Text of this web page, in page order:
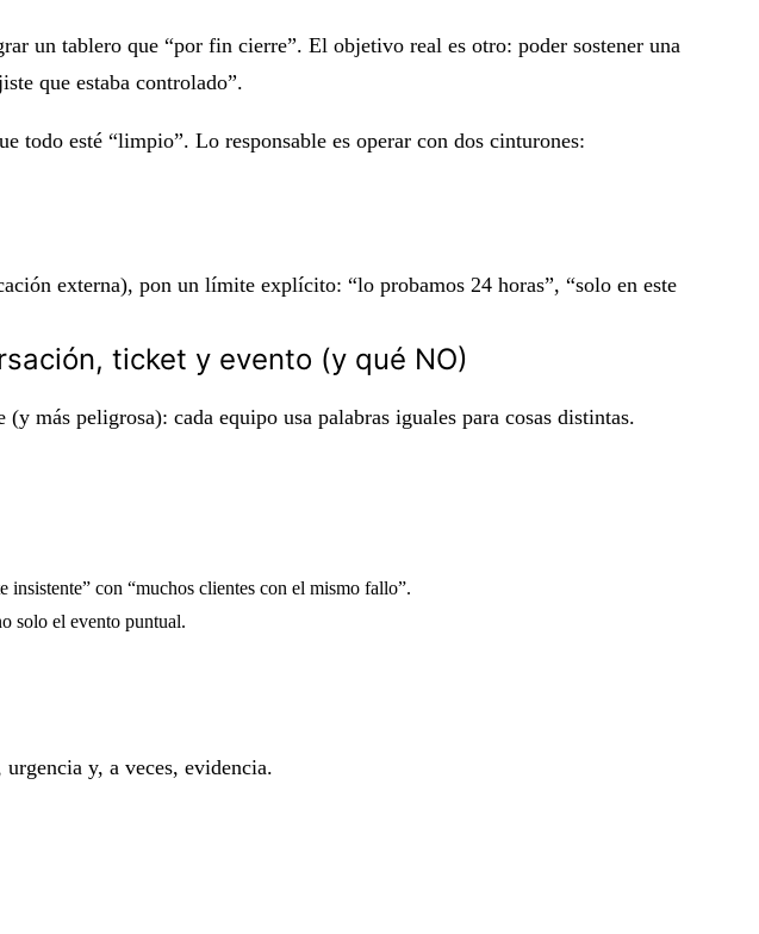
un tablero que “por fin cierre”. El objetivo real es otro: poder sostener una
que estaba controlado”.
todo esté “limpio”. Lo responsable es operar con dos cinturones:
externa), pon un límite explícito: “lo probamos 24 horas”, “solo en este
ticket y evento (y qué NO)
más peligrosa): cada equipo usa palabras iguales para cosas distintas.
con “muchos clientes con el mismo fallo”.
solo el evento puntual.
y, a veces, evidencia.